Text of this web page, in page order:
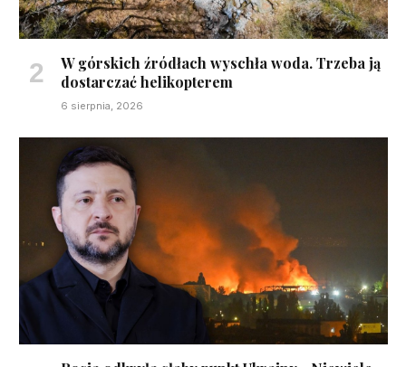
W górskich źródłach wyschła woda. Trzeba ją
dostarczać helikopterem
6 sierpnia, 2026